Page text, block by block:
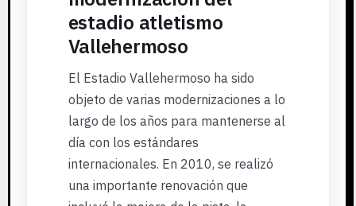
estadio atletismo
Vallehermoso
El Estadio Vallehermoso ha sido
objeto de varias modernizaciones a lo
largo de los años para mantenerse al
día con los estándares
internacionales. En 2010, se realizó
una importante renovación que